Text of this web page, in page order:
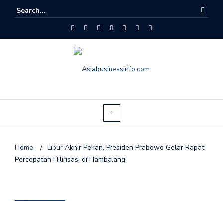
Home / Libur Akhir Pekan, Presiden Prabowo Gelar Rapat
Percepatan Hilirisasi di Hambalang